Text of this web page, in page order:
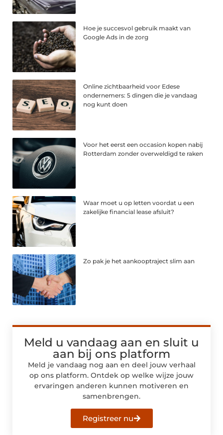
Hoe je succesvol gebruik maakt van
Google Ads in de zorg
Online zichtbaarheid voor Edese
ondernemers: 5 dingen die je vandaag
nog kunt doen
Voor het eerst een occasion kopen nabij
Rotterdam zonder overweldigd te raken
Waar moet u op letten voordat u een
zakelijke financial lease afsluit?
Zo pak je het aankooptraject slim aan
Meld u vandaag aan en sluit u
aan bij ons platform
Meld je vandaag nog aan en deel jouw verhaal
op ons platform. Ontdek op welke wijze jouw
ervaringen anderen kunnen motiveren en
samenbrengen.
Registreer nu